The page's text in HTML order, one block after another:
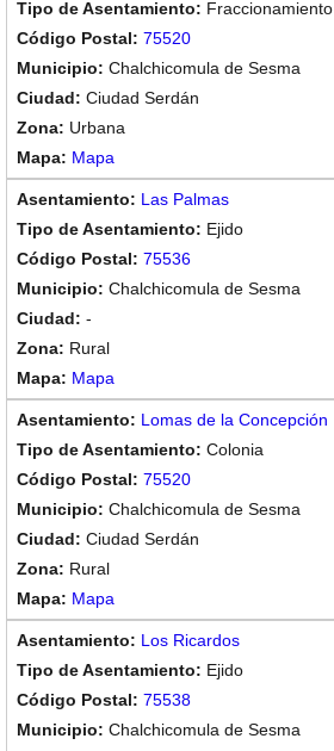
Fraccionamiento
75520
Chalchicomula de Sesma
Ciudad Serdán
Urbana
Mapa
Las Palmas
Ejido
75536
Chalchicomula de Sesma
-
Rural
Mapa
Lomas de la Concepción
Colonia
75520
Chalchicomula de Sesma
Ciudad Serdán
Rural
Mapa
Los Ricardos
Ejido
75538
Chalchicomula de Sesma